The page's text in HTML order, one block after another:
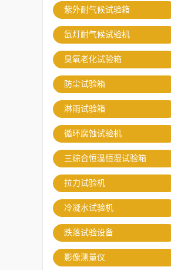
紫外耐气候试验箱
氙灯耐气候试验机
臭氧老化试验箱
防尘试验箱
淋雨试验箱
循环腐蚀试验机
三综合恒温恒湿试验箱
拉力试验机
冷凝水试验机
跌落试验设备
影像测量仪